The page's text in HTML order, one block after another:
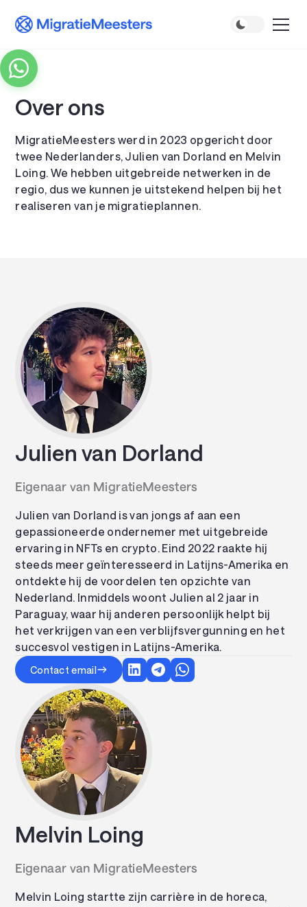
Over ons
MigratieMeesters werd in 2023 opgericht door
twee Nederlanders, Julien van Dorland en Melvin
Loing. We hebben uitgebreide netwerken in de
regio, dus we kunnen je uitstekend helpen bij het
realiseren van je migratieplannen.
Julien van Dorland
Eigenaar van MigratieMeesters
Julien van Dorland is van jongs af aan een
gepassioneerde ondernemer met uitgebreide
ervaring in NFTs en crypto. Eind 2022 raakte hij
steeds meer geïnteresseerd in Latijns-Amerika en
ontdekte hij de voordelen ten opzichte van
Nederland. Inmiddels woont Julien al 2 jaar in
Paraguay, waar hij anderen persoonlijk helpt bij
het verkrijgen van een verblijfsvergunning en het
succesvol vestigen in Latijns-Amerika.
Contact email
Melvin Loing
Eigenaar van MigratieMeesters
Melvin Loing startte zijn carrière in de horeca,